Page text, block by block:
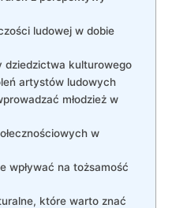
ludowej w dobie
dziedzictwa kulturowego
artystów ludowych
młodzież w
w
wpływać na tożsamość
które warto znać